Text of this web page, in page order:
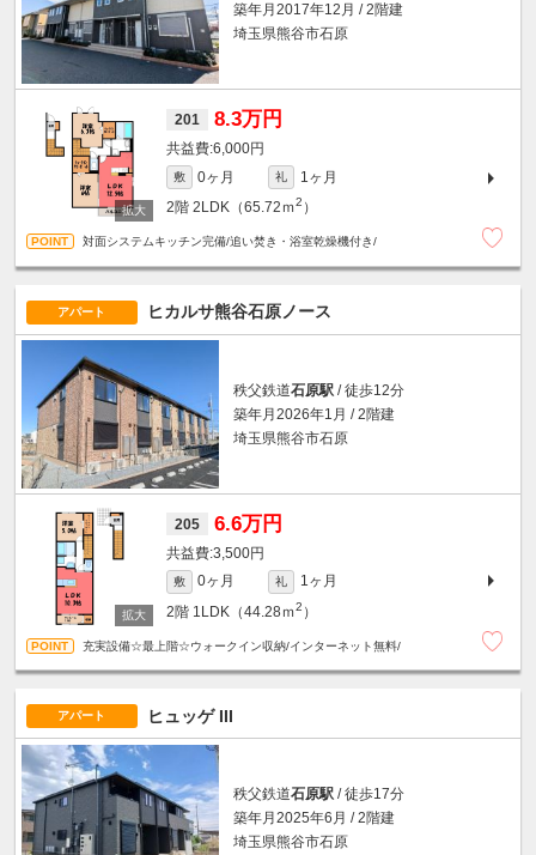
築年月2017年12月 / 2階建
埼玉県熊谷市石原
201 8.3万円
6,000円
敷 0ヶ月 礼
1ヶ月
2階 2LDK（65.72ｍ2 ）
対面システムキッチン完備/追い焚き・浴室乾燥機付き/
アパート ヒカルサ熊谷石原ノース
秩父鉄道石原駅 / 徒歩12分
築年月2026年1月 / 2階建
埼玉県熊谷市石原
205 6.6万円
3,500円
敷 0ヶ月 礼
1ヶ月
2階 1LDK（44.28ｍ2 ）
充実設備☆最上階☆ウォークイン収納/インターネット無料/
アパート ヒュッゲ III
秩父鉄道石原駅 / 徒歩17分
築年月2025年6月 / 2階建
埼玉県熊谷市石原